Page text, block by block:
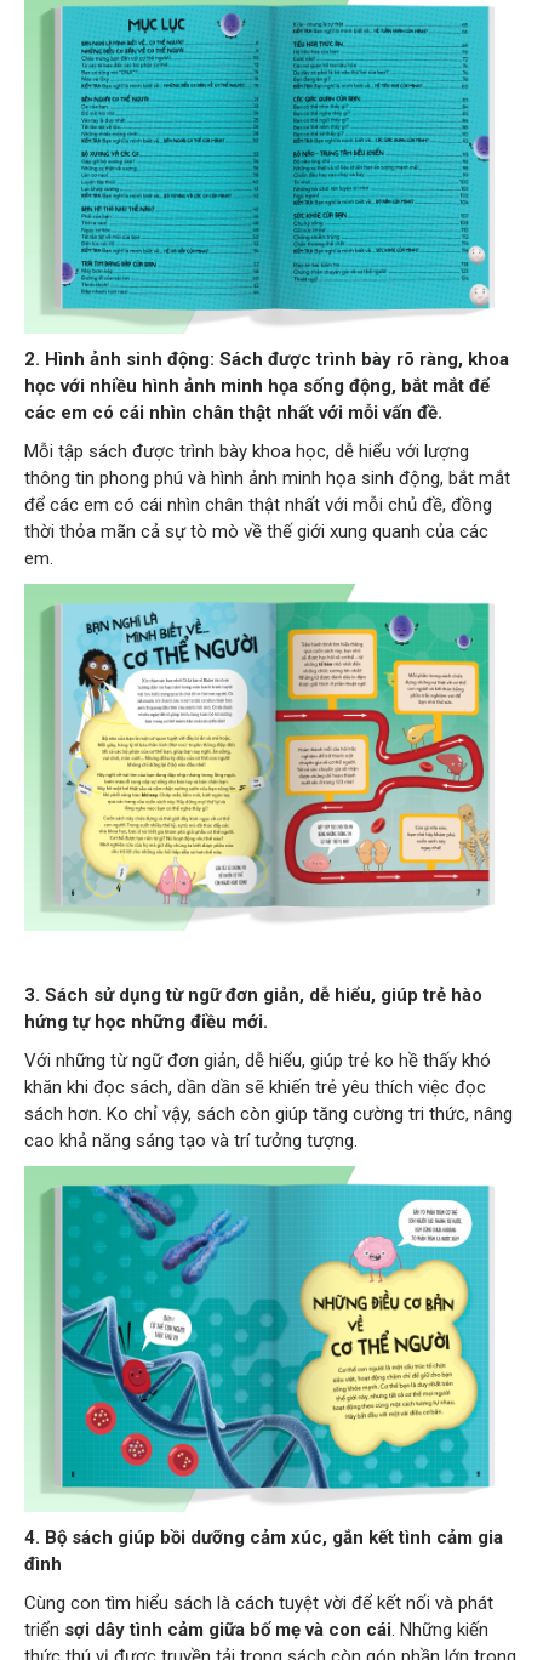
2. Hình ảnh sinh động: Sách được trình bày rõ ràng, khoa
học với nhiều hình ảnh minh họa sống động, bắt mắt để
các em có cái nhìn chân thật nhất với mỗi vấn đề.
Mỗi tập sách được trình bày khoa học, dễ hiểu với lượng
thông tin phong phú và hình ảnh minh họa sinh động, bắt mắt
để các em có cái nhìn chân thật nhất với mỗi chủ đề, đồng
thời thỏa mãn cả sự tò mò về thế giới xung quanh của các
em.
3. Sách sử dụng từ ngữ đơn giản, dễ hiểu, giúp trẻ hào
hứng tự học những điều mới.
Với những từ ngữ đơn giản, dễ hiểu, giúp trẻ ko hề thấy khó
khăn khi đọc sách, dần dần sẽ khiến trẻ yêu thích việc đọc
sách hơn. Ko chỉ vậy, sách còn giúp tăng cường tri thức, nâng
cao khả năng sáng tạo và trí tưởng tượng.
4. Bộ sách giúp bồi dưỡng cảm xúc, gắn kết tình cảm gia
đình
Cùng con tìm hiểu sách là cách tuyệt vời để kết nối và phát
triển sợi dây tình cảm giữa bố mẹ và con cái. Những kiến